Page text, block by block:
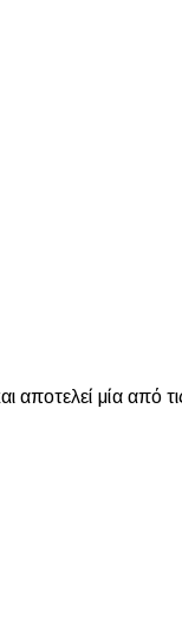
μία από